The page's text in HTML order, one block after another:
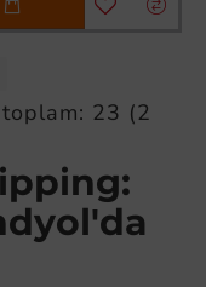
23 (2